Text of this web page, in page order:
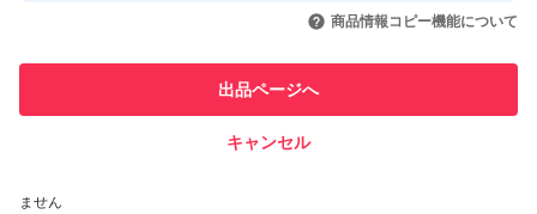
引を完了させた実績があります
での取引実績があります
ません
商品情報コピー機能について
出品ページへ
キャンセル